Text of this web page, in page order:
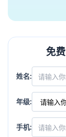
免
姓名:
年级:
手机: